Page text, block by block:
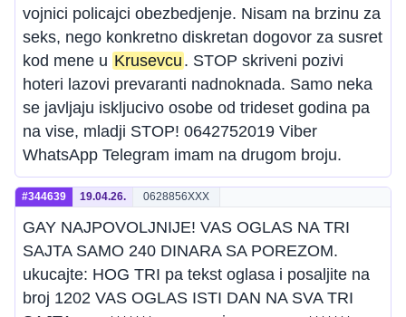
vojnici policajci obezbedjenje. Nisam na brzinu za
seks, nego konkretno diskretan dogovor za susret
kod mene u Krusevcu . STOP skriveni pozivi
hoteri lazovi prevaranti nadnoknada. Samo neka
se javljaju iskljucivo osobe od trideset godina pa
na vise, mladji STOP! 0642752019 Viber
WhatsApp Telegram imam na drugom broju.
#344639 19.04.26. 0628856XXX
GAY NAJPOVOLJNIJE! VAS OGLAS NA TRI
SAJTA SAMO 240 DINARA SA POREZOM.
ukucajte: HOG TRI pa tekst oglasa i posaljite na
broj 1202 VAS OGLAS ISTI DAN NA SVA TRI